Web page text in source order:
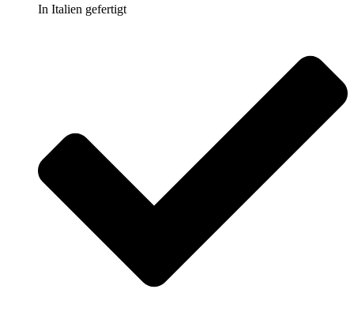
In Italien gefertigt